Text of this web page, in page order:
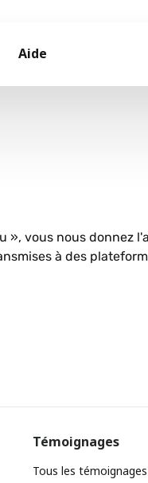
Aide
», vous nous donnez
à des
Témoignages
Tous les témoignages